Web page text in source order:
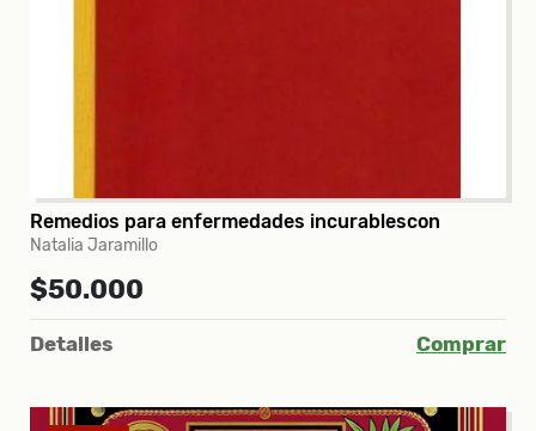
Remedios para enfermedades incurablescon
Natalia Jaramillo
$50.000
Detalles Comprar